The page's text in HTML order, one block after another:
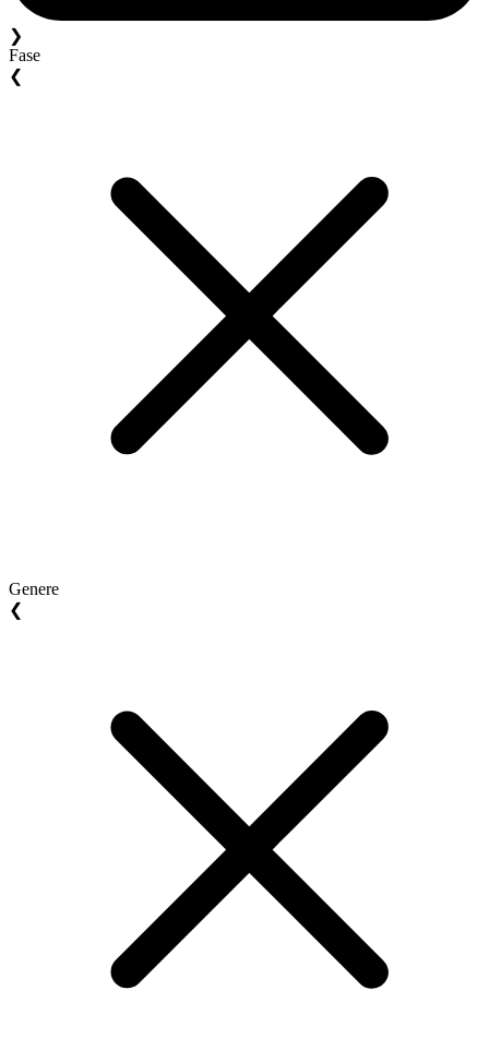
❯
Fase
❮
Genere
❮